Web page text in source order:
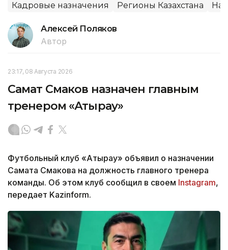
Кадровые назначения Регионы Казахстана
Алексей Поляков
Автор
23:17, 08 Августа 2026
Самат Смаков назначен главным
тренером «Атырау»
Футбольный клуб «Атырау» объявил о назначении
Самата Смакова на должность главного тренера
команды. Об этом клуб сообщил в своем Instagram,
передает Kazinform.